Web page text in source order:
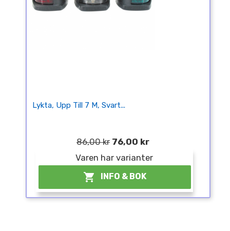
Lykta, Upp Till 7 M, Svart...
86,00 kr 76,00 kr
Varen har varianter
 INFO & BOK